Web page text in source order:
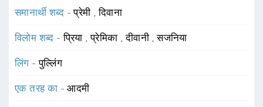
समानार्थी शब्द -प्रेमी ,दिवाना
विलोम शब्द -प्रिया ,प्रेमिका ,दीवानी ,सजनिया
लिंग -पुल्लिंग
एक तरह का -आदमी